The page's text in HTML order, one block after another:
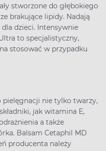
stworzone do głębokiego
brakujące lipidy. Nadają
dzieci. Intensywnie
to specjalistyczny,
stosować w przypadku
pielęgnacji nie tylko twarzy,
jak witamina E,
a także
Balsam Cetaphil MD
producenta należy